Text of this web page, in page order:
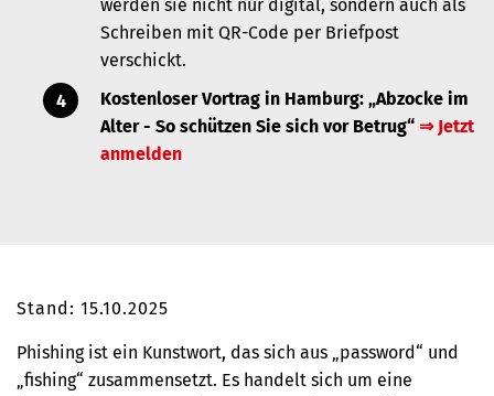
werden sie nicht nur digital, sondern auch als
Schreiben mit QR-Code per Briefpost
verschickt.
Kostenloser Vortrag in Hamburg: „Abzocke im
Alter - So schützen Sie sich vor Betrug“ ⇒ Jetzt
anmelden
Stand: 15.10.2025
Phishing ist ein Kunstwort, das sich aus „password“ und
„fishing“ zusammensetzt. Es handelt sich um eine